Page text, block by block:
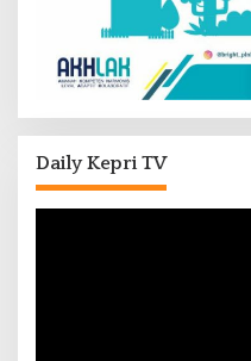
Daily Kepri TV